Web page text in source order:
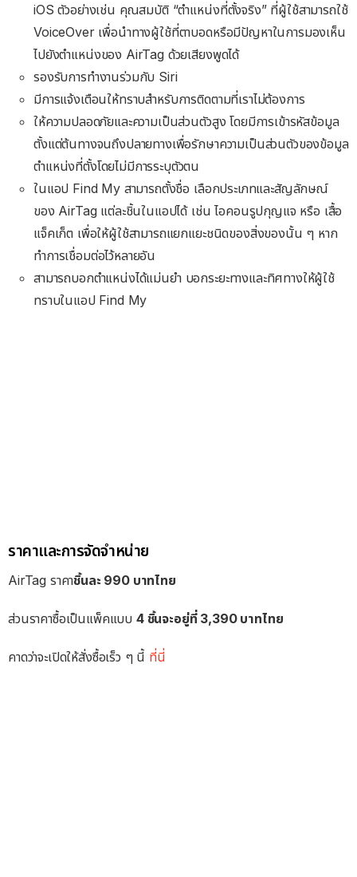
iOS ตัวอย่างเช่น คุณสมบัติ “ตำแหน่งที่ตั้งจริง” ที่ผู้ใช้สามารถใช้
VoiceOver เพื่อนำทางผู้ใช้ที่ตาบอดหรือมีปัญหาในการมองเห็น
ไปยังตำแหน่งของ AirTag ด้วยเสียงพูดได้
รองรับการทำงานร่วมกับ Siri
มีการแจ้งเตือนให้ทราบสำหรับการติดตามที่เราไม่ต้องการ
ให้ความปลอดภัยและความเป็นส่วนตัวสูง โดยมีการเข้ารหัสข้อมูล
ตั้งแต่ต้นทางจนถึงปลายทางเพื่อรักษาความเป็นส่วนตัวของข้อมูล
ตำแหน่งที่ตั้งโดยไม่มีการระบุตัวตน
ในแอป Find My สามารถตั้งชื่อ เลือกประเภทและสัญลักษณ์
ของ AirTag แต่ละชิ้นในแอปได้ เช่น ไอคอนรูปกุญแจ หรือ เสื้อ
แจ็คเก็ต เพื่อให้ผู้ใช้สามารถแยกแยะชนิดของสิ่งของนั้น ๆ หาก
ทำการเชื่อมต่อไว้หลายอัน
สามารถบอกตำแหน่งได้แม่นยำ บอกระยะทางและทิศทางให้ผู้ใช้
ทราบในแอป Find My
ราคาและการจัดจำหน่าย
AirTag ราคาชิ้นละ 990 บาทไทย
ส่วนราคาซื้อเป็นแพ็คแบบ 4 ชิ้นจะอยู่ที่ 3,390 บาทไทย
คาดว่าจะเปิดให้สั่งซื้อเร็ว ๆ นี้ ที่นี่